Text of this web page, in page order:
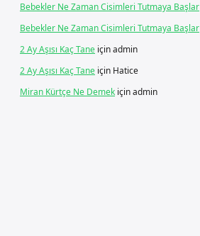
Bebekler Ne Zaman Cisimleri Tutmaya Başlar
Bebekler Ne Zaman Cisimleri Tutmaya Başlar
2 Ay Aşısı Kaç Tane içinadmin
2 Ay Aşısı Kaç Tane için Hatice
Miran Kürtçe Ne Demek içinadmin